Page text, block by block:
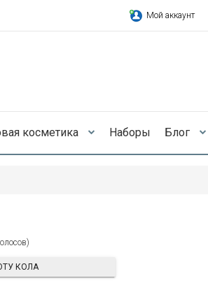
Мой аккаунт
косметика Наборы Блог
КОЛА